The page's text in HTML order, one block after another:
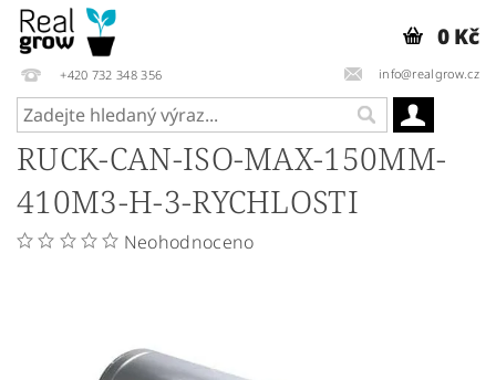
+420 732 348 356 info@realgrow.cz
0 Kč
RUCK-CAN-ISO-MAX-150MM-
410M3-H-3-RYCHLOSTI
Neohodnoceno